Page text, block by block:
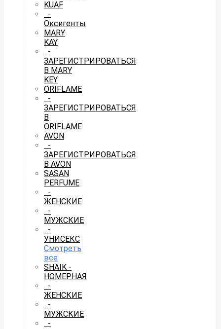
KUAF
-
Оксигенты
MARY
KAY
-
ЗАРЕГИСТРИРОВАТЬСЯ
В MARY
KEY
ORIFLAME
-
ЗАРЕГИСТРИРОВАТЬСЯ
В
ORIFLAME
AVON
-
ЗАРЕГИСТРИРОВАТЬСЯ
В AVON
SASAN
PERFUME
-
ЖЕНСКИЕ
-
МУЖСКИЕ
-
УНИСЕКС
Смотреть
все
SHAIK -
НОМЕРНАЯ
-
ЖЕНСКИЕ
-
МУЖСКИЕ
-